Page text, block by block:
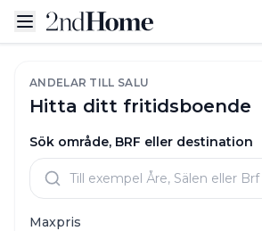
ANDELAR TILL SALU
Hitta ditt fritidsboende
Sök område, BRF eller destination
Maxpris